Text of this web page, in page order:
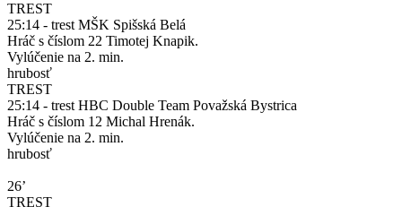
TREST
25:14 - trest MŠK Spišská Belá
Hráč s číslom 22 Timotej Knapik.
Vylúčenie na 2. min.
hrubosť
TREST
25:14 - trest HBC Double Team Považská Bystrica
Hráč s číslom 12 Michal Hrenák.
Vylúčenie na 2. min.
hrubosť
26’
TREST